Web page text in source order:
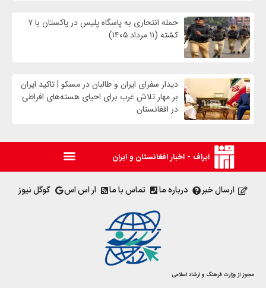
حمله انتحاری به پاسگاه پلیس در پاکستان با ۷
کشته (۱۱ مرداد ۱۴۰۵)
دیدار سفرای ایران و طالبان در مسکو | تاکید ایران
بر مهار تلاش‌ غرب برای احیای هسته‌های افراطی
در افغانستان
ایراف - اخبار افغانستان و ایران
ارسال خبر درباره ما تماس با ما آر اس اس گوگل نیوز
مجوز از وزارت فرهنگ و ارشاد اسلامی